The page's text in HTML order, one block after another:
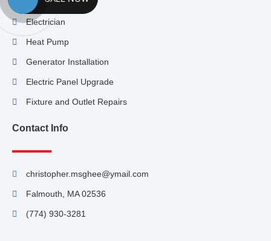
Electrician
Heat Pump
Generator Installation
Electric Panel Upgrade
Fixture and Outlet Repairs
Contact Info
christopher.msghee@ymail.com
Falmouth, MA 02536
(774) 930-3281